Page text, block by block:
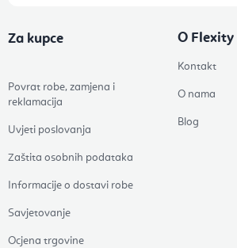
Za kupce
Povrat robe, zamjena i
reklamacija
Uvjeti poslovanja
Zaštita osobnih podataka
Informacije o dostavi robe
Savjetovanje
Ocjena trgovine
O Flexity
Kontakt
O nama
Blog